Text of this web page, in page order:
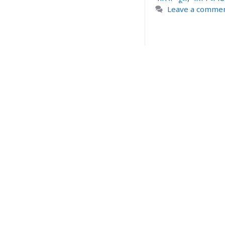
Leave a